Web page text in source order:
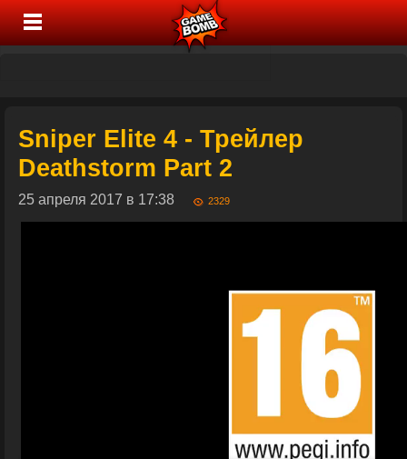
Sniper Elite 4 - Трейлер
Deathstorm Part 2
25 апреля 2017 в 17:38 2329